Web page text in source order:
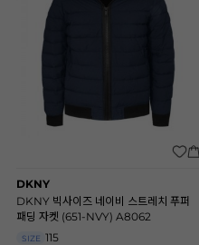
DKNY
DKNY 빅사이즈 네이비 스트레치 푸퍼
패딩 자켓 (651-NVY) A8062
SIZE 115